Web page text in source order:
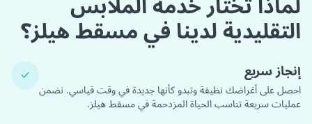
التقليدية لدينا في مسقط هيلز؟
✓ إنجاز سريع
احصل على أغراضك نظيفة وتبدو كأنها جديدة في وقت قياسي. نضمن
عمليات سريعة تناسب الحياة المزدحمة في مسقط هيلز.